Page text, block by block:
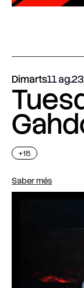
Dimarts11 ag.
+18
Saber més